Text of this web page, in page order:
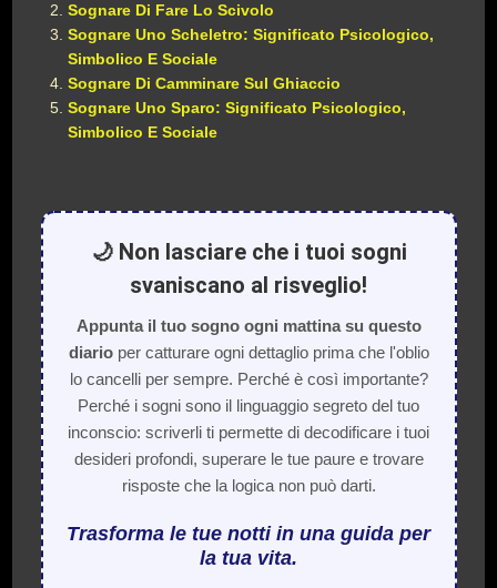
Sognare Di Fare Lo Scivolo
Sognare Uno Scheletro: Significato Psicologico,
Simbolico E Sociale
Sognare Di Camminare Sul Ghiaccio
Sognare Uno Sparo: Significato Psicologico,
Simbolico E Sociale
🌙 Non lasciare che i tuoi sogni
svaniscano al risveglio!
Appunta il tuo sogno ogni mattina su questo
diarioper catturare ogni dettaglio prima che l'oblio
lo cancelli per sempre. Perché è così importante?
Perché i sogni sono il linguaggio segreto del tuo
inconscio: scriverli ti permette di decodificare i tuoi
desideri profondi, superare le tue paure e trovare
risposte che la logica non può darti.
Trasforma le tue notti in una guida per
la tua vita.